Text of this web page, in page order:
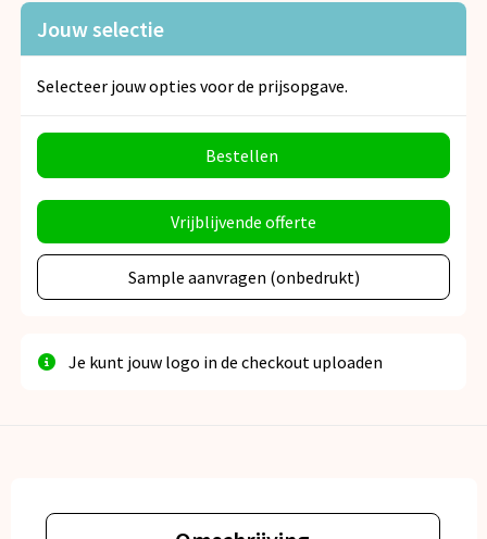
Jouw selectie
Selecteer jouw opties voor de prijsopgave.
Bestellen
Vrijblijvende offerte
Sample aanvragen (onbedrukt)
Je kunt jouw logo in de checkout uploaden